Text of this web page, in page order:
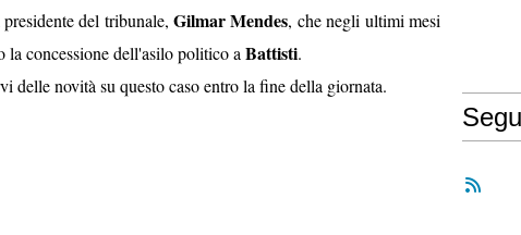
presidente del tribunale,Gilmar Mendes, che negli ultimi mesi
la concessione dell'asilo politico a Battisti.
delle novità su questo caso entro la fine della giornata.